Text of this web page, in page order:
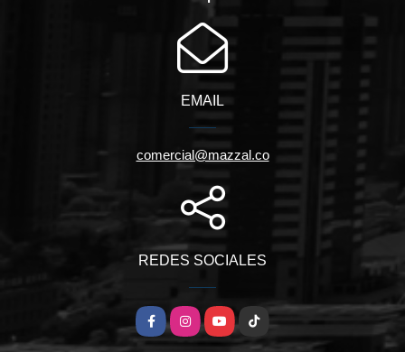
EMAIL
comercial@mazzal.co
REDES SOCIALES
FacebookInstagramYouTube
TikTok